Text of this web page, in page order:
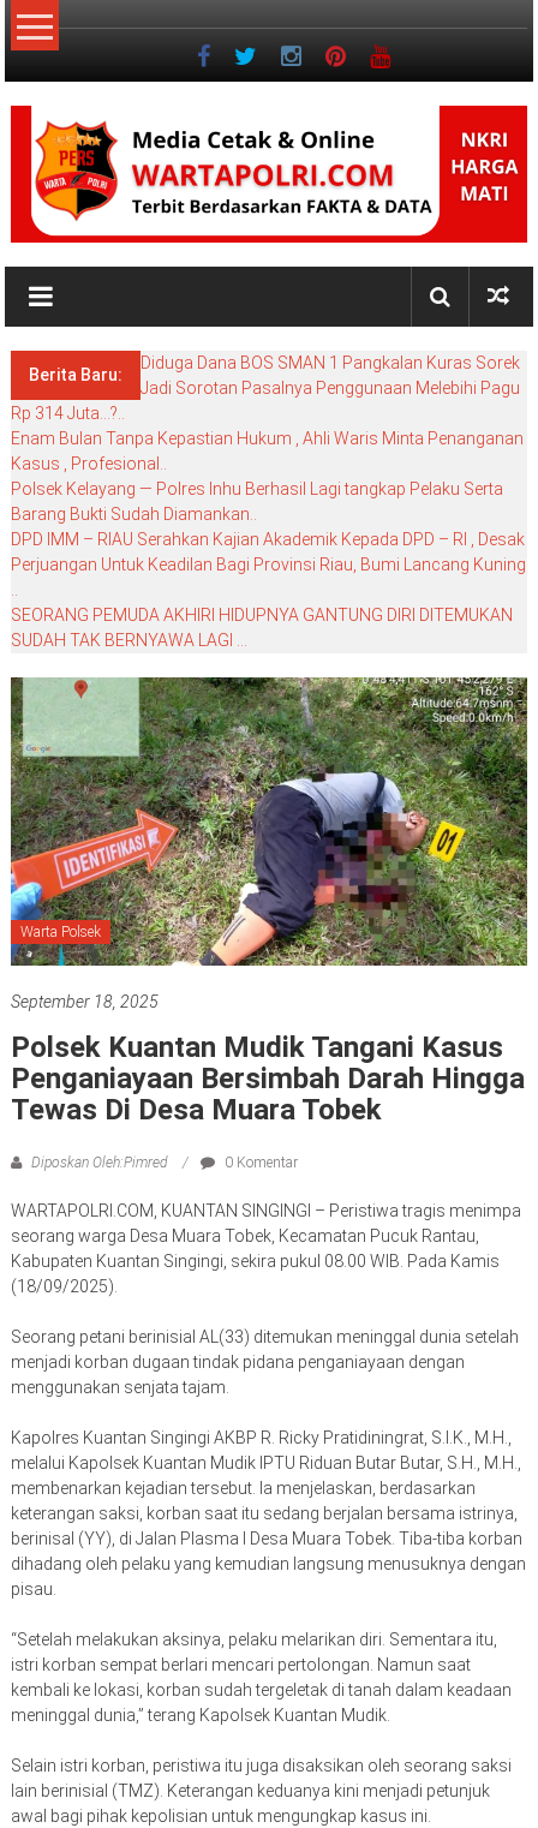
Lompat
ke
NKRI
My
BlogBerita Baru:
Diduga Dana BOS SMAN 1 Pangkalan Kuras Sorek
Jadi Sorotan Pasalnya Penggunaan Melebihi Pagu
Rp 314 Juta…?..
Enam Bulan Tanpa Kepastian Hukum , Ahli Waris Minta Penanganan
Kasus , Profesional..
Polsek Kelayang — Polres Inhu Berhasil Lagi tangkap Pelaku Serta
Barang Bukti Sudah Diamankan..
DPD IMM – RIAU Serahkan Kajian Akademik Kepada DPD – RI , Desak
Perjuangan Untuk Keadilan Bagi Provinsi Riau, Bumi Lancang Kuning
SEORANG PEMUDA AKHIRI HIDUPNYA GANTUNG DIRI DITEMUKAN
SUDAH TAK BERNYAWA LAGI …
Warta Polsek
September 18, 2025
Polsek Kuantan Mudik Tangani Kasus
Penganiayaan Bersimbah Darah Hingga
Tewas Di Desa Muara Tobek
Diposkan Oleh:Pimred 0 Komentar
WARTAPOLRI.COM, KUANTAN SINGINGI – Peristiwa tragis menimpa
seorang warga Desa Muara Tobek, Kecamatan Pucuk Rantau,
Kabupaten Kuantan Singingi, sekira pukul 08.00 WIB. Pada Kamis
(18/09/2025).
Seorang petani berinisial AL(33) ditemukan meninggal dunia setelah
menjadi korban dugaan tindak pidana penganiayaan dengan
menggunakan senjata tajam.
Kapolres Kuantan Singingi AKBP R. Ricky Pratidiningrat, S.I.K., M.H.,
melalui Kapolsek Kuantan Mudik IPTU Riduan Butar Butar, S.H., M.H.,
membenarkan kejadian tersebut. Ia menjelaskan, berdasarkan
keterangan saksi, korban saat itu sedang berjalan bersama istrinya,
berinisal (YY), di Jalan Plasma I Desa Muara Tobek. Tiba-tiba korban
dihadang oleh pelaku yang kemudian langsung menusuknya dengan
pisau.
“Setelah melakukan aksinya, pelaku melarikan diri. Sementara itu,
istri korban sempat berlari mencari pertolongan. Namun saat
kembali ke lokasi, korban sudah tergeletak di tanah dalam keadaan
meninggal dunia,” terang Kapolsek Kuantan Mudik.
Selain istri korban, peristiwa itu juga disaksikan oleh seorang saksi
lain berinisial (TMZ). Keterangan keduanya kini menjadi petunjuk
awal bagi pihak kepolisian untuk mengungkap kasus ini.